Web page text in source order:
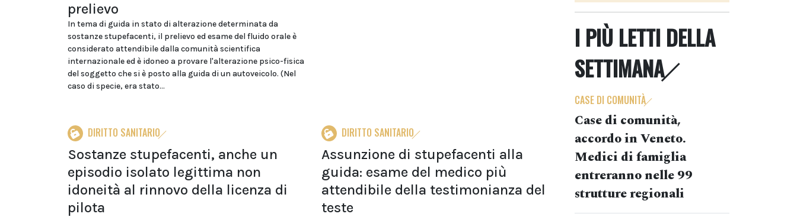
prelievo
In tema di guida in stato di alterazione determinata da
sostanze stupefacenti, il prelievo ed esame del fluido orale è
considerato attendibile dalla comunità scientifica
internazionale ed è idoneo a provare l'alterazione psico-fisica
del soggetto che si è posto alla guida di un autoveicolo. (Nel
caso di specie, era stato...
DIRITTO SANITARIO
Sostanze stupefacenti, anche un
episodio isolato legittima non
idoneità al rinnovo della licenza di
pilota
DIRITTO SANITARIO
Assunzione di stupefacenti alla
guida: esame del medico più
attendibile della testimonianza del
teste
I PIÙ LETTI DELLA
SETTIMANA
CASE DI COMUNITÀ
Case di comunità,
accordo in Veneto.
Medici di famiglia
entreranno nelle 99
strutture regionali